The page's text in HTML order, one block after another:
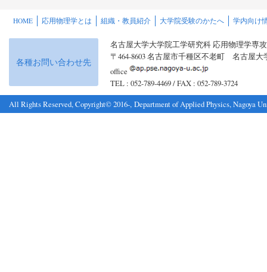
HOME 応用物理学とは 組織・教員紹介 大学院受験のかたへ 学内向け
各種お問い合わせ先
名古屋大学大学院工学研究科 応用物理学専攻
〒464-8603 名古屋市千種区不老町 名古屋
office
TEL : 052-789-4469 / FAX : 052-789-3724
All Rights Reserved, Copyright© 2016-, Department of Applied Physics, Nagoya